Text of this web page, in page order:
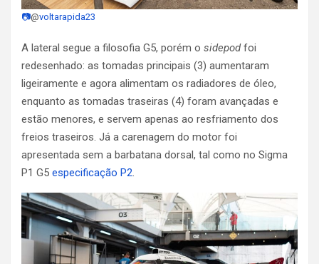
📷@voltarapida23
A lateral segue a filosofia G5, porém o sidepodfoi
redesenhado: as tomadas principais (3) aumentaram
ligeiramente e agora alimentam os radiadores de óleo,
enquanto as tomadas traseiras (4) foram avançadas e
estão menores, e servem apenas ao resfriamento dos
freios traseiros. Já a carenagem do motor foi
apresentada sem a barbatana dorsal, tal como no Sigma
P1 G5 especificação P2